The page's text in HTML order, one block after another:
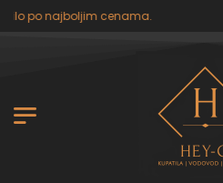
po najboljim cenama.